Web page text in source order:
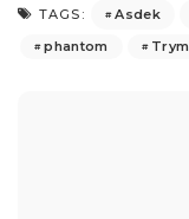
TAGS: Asdek
phantom
Trym